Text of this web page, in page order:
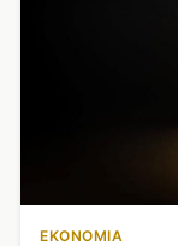
EKONOMIA